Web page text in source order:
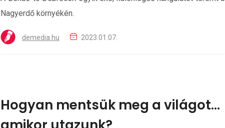
Nagyerdő környékén.
demedia.hu 2023.01.07.
Hogyan mentsük meg a világot…